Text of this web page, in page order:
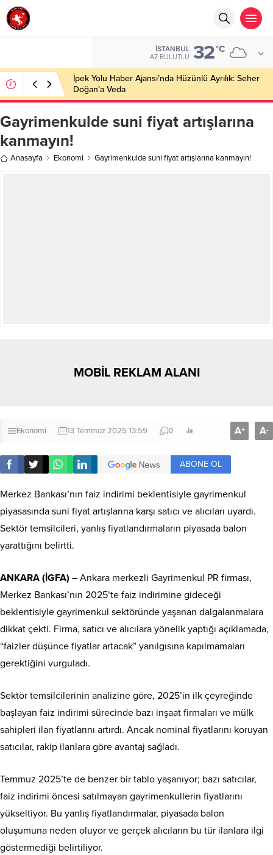
İSTANBUL
AZ BULUTLU 32°C
İpek Yolu Haber Ajansı’nda Hüzünlü Ayrılık: Seher
Doğan’a Veda
Gayrimenkulde suni fiyat artışlarına
kanmayın!
Anasayfa Ekonomi Gayrimenkulde suni fiyat artışlarına kanmayın!
MOBİL REKLAM ALANI
Ekonomi 13 Temmuz 2025 13:59 0 A+ A-
ABONE OL
Merkez Bankası’nın faiz indirimi beklentisiyle gayrimenkul
piyasasında suni fiyat artışlarına karşı satıcı ve alıcıları uyardı.
Sektör temsilcileri, yanlış fiyatlandırmaların piyasada balon
yarattığını belirtti.
ANKARA (İGFA) – Ankara merkezli Gayrimenkul PR firması,
Merkez Bankası’nın 2025’te faiz indirimine gideceği
beklentisiyle gayrimenkul sektöründe yaşanan dalgalanmalara
dikkat çekti. Firma, satıcı ve alıcılara yönelik yaptığı açıklamada,
“faizler düşünce fiyatlar artacak” yanılgısına kapılmamaları
gerektiğini vurguladı.
Sektör temsilcilerinin analizine göre, 2025’in ilk çeyreğinde
başlayan faiz indirimi sürecinde bazı inşaat firmaları ve mülk
sahipleri ilan fiyatlarını artırdı. Ancak nominal fiyatlarını koruyan
satıcılar, rakip ilanlara göre avantaj sağladı.
Temmuz 2025’te de benzer bir tablo yaşanıyor; bazı satıcılar,
faiz indirimi öncesi satılmayan gayrimenkullerin fiyatlarını
yükseltiyor. Bu yanlış fiyatlandırmalar, piyasada balon
oluşumuna neden oluyor ve gerçek alıcıların bu tür ilanlara ilgi
göstermediği belirtiliyor.